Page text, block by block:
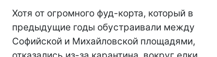
Хотя от огромного фуд-корта, который в
предыдущие годы обустраивали между
Софийской и Михайловской площадями,